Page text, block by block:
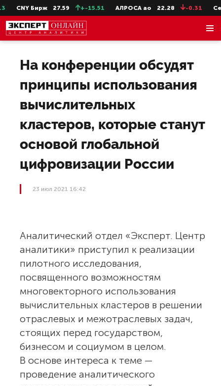
CNY Бирж 27.59 +-15.51 АЛРОСА ао 22.28 -0.31
На конференции обсудят
принципы использования
вычислительных
кластеров, которые станут
основой глобальной
цифровизации России
23 июл 2021 16:42
Аналитический отдел «Эксперт. Центр
аналитики» приступил к реализации
пилотного исследования,
посвященного возможностям
многовекторного использования
вычислительных кластеров в решении
отраслевых и межотраслевых задач,
стоящих перед государством,
бизнесом и социумом в целом.
В основе интереса к теме —
проведение аналитического